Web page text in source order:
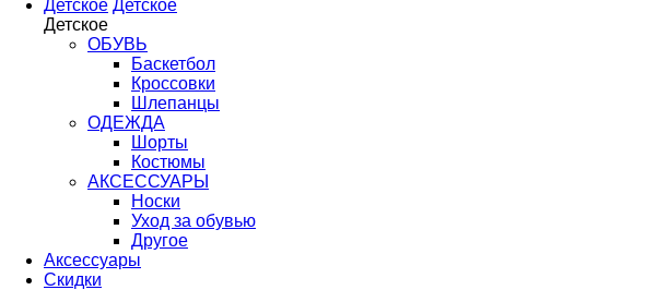
Детское Детское
Детское
ОБУВЬ
Баскетбол
Кроссовки
Шлепанцы
ОДЕЖДА
Шорты
Костюмы
АКСЕССУАРЫ
Носки
Уход за обувью
Другое
Аксессуары
Скидки